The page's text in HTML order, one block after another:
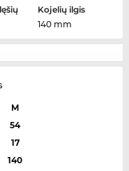
Kojelių ilgis
140 mm
M
54
17
140